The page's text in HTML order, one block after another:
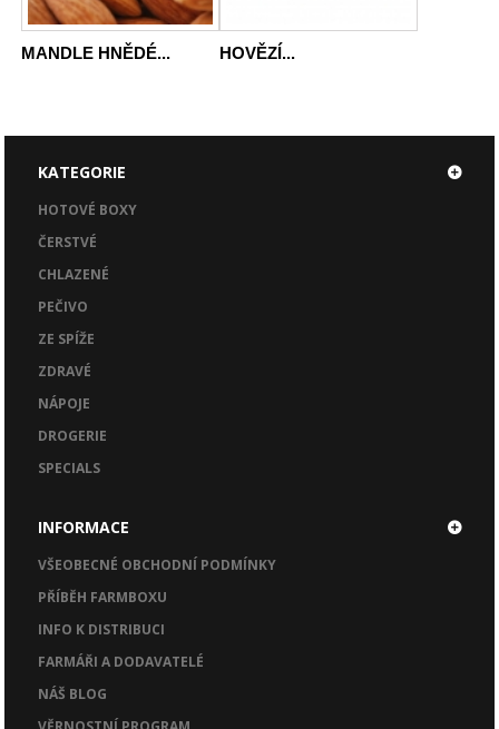
MANDLE HNĚDÉ... HOVĚZÍ...
KATEGORIE
HOTOVÉ BOXY
ČERSTVÉ
CHLAZENÉ
PEČIVO
ZE SPÍŽE
ZDRAVÉ
NÁPOJE
DROGERIE
SPECIALS
INFORMACE
VŠEOBECNÉ OBCHODNÍ PODMÍNKY
PŘÍBĚH FARMBOXU
INFO K DISTRIBUCI
FARMÁŘI A DODAVATELÉ
NÁŠ BLOG